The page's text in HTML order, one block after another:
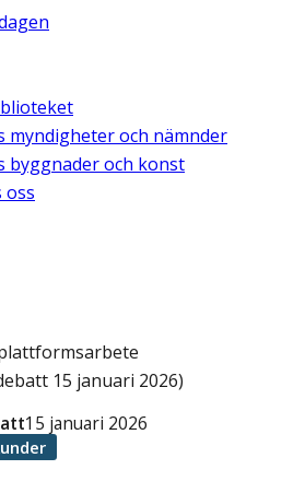
myndigheter och nämnder
byggnader och konst
oss
15 januari 2026)
15 januari 2026